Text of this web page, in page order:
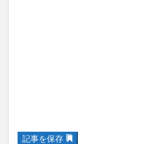
記事を保存